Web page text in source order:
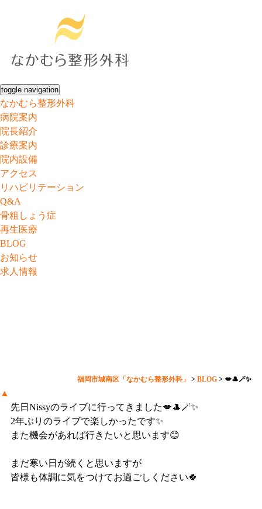
toggle navigation
なかむら整形外科
病院案内
院長紹介
診療案内
院内設備
アクセス
リハビリテーション
Q&A
骨粗しょう症
再生医療
BLOG
お知らせ
求人情報
福岡市城南区「なかむら整形外科」 >BLOG >💋🎩🪄︎︎✨
▲
先日Nissyのライブに行ってきました💋🎩🪄︎︎✨
2年ぶりのライブで楽しかったです✨
また機会があれば行きたいと思います😊
まだ寒い日が続くと思いますが
皆様も体調に気をつけてお過ごしください🍀